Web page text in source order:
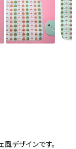
デザインです。